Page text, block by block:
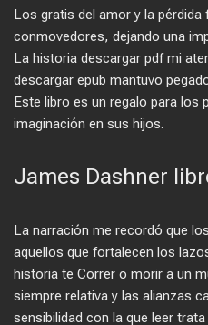
Los gratis del amor y la
conmovedores, dejando una
La historia descargar pdf mi
descargar epub mantuvo
Este libro es un regalo para los
imaginación en sus hijos.
James Dashner
La narración me recordó que
aquellos que fortalecen los
historia te Correr o morir a un
siempre relativa y las alianzas
sensibilidad con la que leer